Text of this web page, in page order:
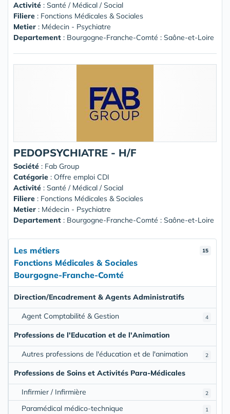
Activité : Santé / Médical / Social
Filiere : Fonctions Médicales & Sociales
Metier : Médecin - Psychiatre
Departement : Bourgogne-Franche-Comté : Saône-et-Loire
PEDOPSYCHIATRE - H/F
Société : Fab Group
Catégorie : Offre emploi CDI
Activité : Santé / Médical / Social
Filiere : Fonctions Médicales & Sociales
Metier : Médecin - Psychiatre
Departement : Bourgogne-Franche-Comté : Saône-et-Loire
15
Les métiers
Fonctions Médicales & Sociales
Bourgogne-Franche-Comté
Direction/Encadrement & Agents Administratifs
4
Agent Comptabilité & Gestion
Professions de l'Education et de l'Animation
2
Autres professions de l'éducation et de l'animation
Professions de Soins et Activités Para-Médicales
2
Infirmier / Infirmière
1
Paramédical médico-technique